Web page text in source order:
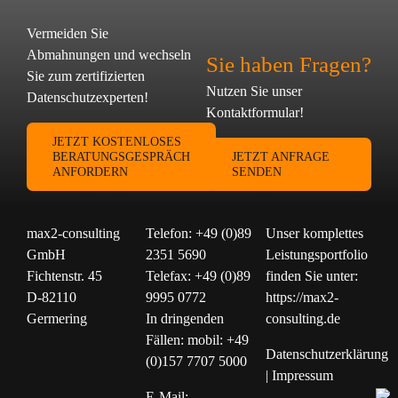
Vermeiden Sie
Abmahnungen und wechseln
Sie zum zertifizierten
Datenschutzexperten!
JETZT KOSTENLOSES
BERATUNGSGESPRÄCH
ANFORDERN
Sie haben Fragen?
Nutzen Sie unser
Kontaktformular!
JETZT ANFRAGE
SENDEN
max2-consulting
GmbH
Fichtenstr. 45
D-82110
Germering
Telefon: +49 (0)89
2351 5690
Telefax: +49 (0)89
9995 0772
In dringenden
Fällen: mobil: +49
(0)157 7707 5000
Unser komplettes
Leistungsportfolio
finden Sie unter:
https://max2-
consulting.de
Datenschutzerklärung
| Impressum